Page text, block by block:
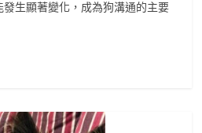
生顯著變化，成為狗溝通的主要